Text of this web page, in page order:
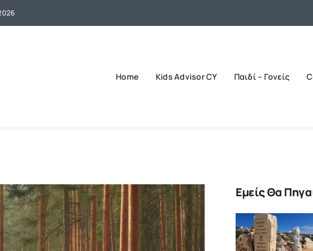
Home Kids Advisor CY Παιδί – Γονείς
Εμείς Θα